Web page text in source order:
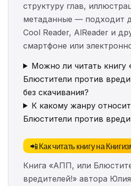
структуру глав,
метаданные — подходит
Cool Reader, AlReader и
смартфоне или
Можно ли читать
Блюстители против
без скачивания?
К какому жанру
Блюстители против
📲 Как читать книгу на
Книга «АПП, или
вредителей!» автора